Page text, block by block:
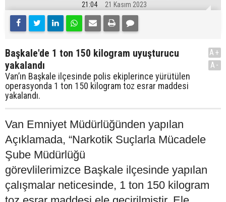
21:04 21 Kasım 2023
Başkale'de 1 ton 150 kilogram uyuşturucu
yakalandı
Van’ın Başkale ilçesinde polis ekiplerince yürütülen
operasyonda 1 ton 150 kilogram toz esrar maddesi
yakalandı.
A+
A-
Van Emniyet Müdürlüğünden yapılan
Açıklamada, “Narkotik Suçlarla Mücadele
Şube Müdürlüğü
görevlilerimizce Başkale ilçesinde yapılan
çalışmalar neticesinde, 1 ton 150 kilogram